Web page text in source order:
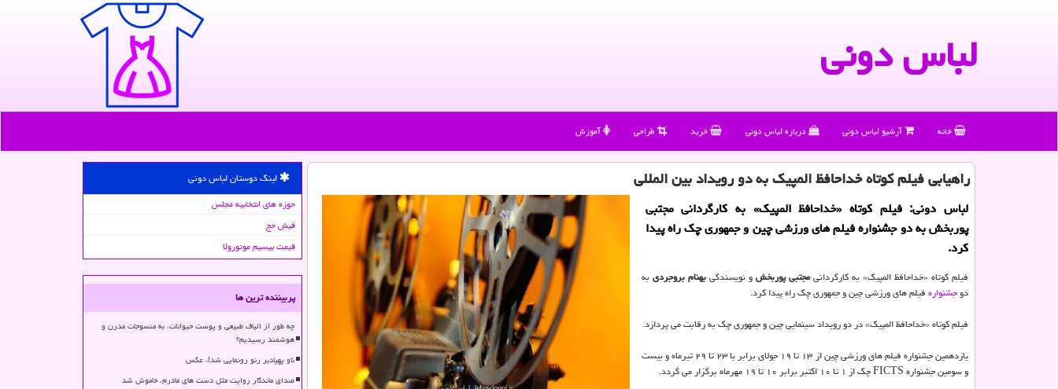
لباس دونی
خانه آرشیو لباس دونی درباره لباس دونی خرید طراحی آموزش
راهیابی فیلم كوتاه خداحافظ المپیك به دو رویداد بین المللی
لباس دونی: فیلم كوتاه «خداحافظ المپیك» به كارگردانی مجتبی
پوربخش به دو جشنواره فیلم های ورزشی چین و جمهوری چك راه پیدا
كرد.
فیلم کوتاه «خداحافظ المپیک» به کارگردانیمجتبی پوربخشو نویسندگیبهنام بروجردیبه
دوجشنوارهفیلم های ورزشی چین و جمهوری چک راه پیدا کرد.
فیلم کوتاه «خداحافظ المپیک» در دو رویداد سینمایی چین و جمهوری چک به رقابت می پردازد.
یازدهمین جشنواره فیلم های ورزشی چین از ۱۳ تا ۱۹ جولای برابر با ۲۳ تا ۲۹ تیرماه و بیست
و سومین جشنواره FICTS چک از ۱ تا ۱۰ اکتبر برابر ۱۰ تا ۱۹ مهرماه برگزار می گردد.
لینک دوستان لباس دونی
حوزه های انتخابیه مجلس
فیش حج
قیمت بیسیم موتورولا
پربیننده ترین ها
چه طور از الیاف طبیعی و پوست حیوانات، به منسوجات مدرن و
هوشمند رسیدیم؟
ناو پهپادبر رنو رونمایی شد!، عکس
صدای ماندگار روایت مثل دست های مادرم، خاموش شد